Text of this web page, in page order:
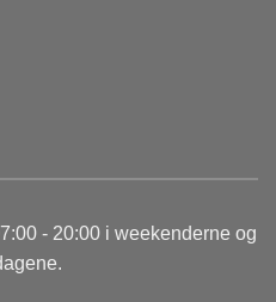
- 20:00 i weekenderne og